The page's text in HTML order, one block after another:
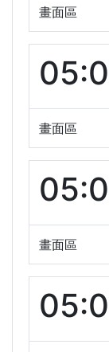
畫面區
畫面區
畫面區